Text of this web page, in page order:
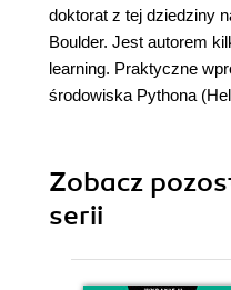
doktorat z tej dziedziny
Boulder. Jest autorem
learning. Praktyczne
środowiska Pythona
Zobacz
serii